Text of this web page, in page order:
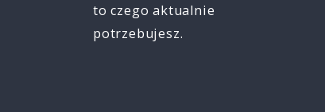
to czego aktualnie
potrzebujesz.